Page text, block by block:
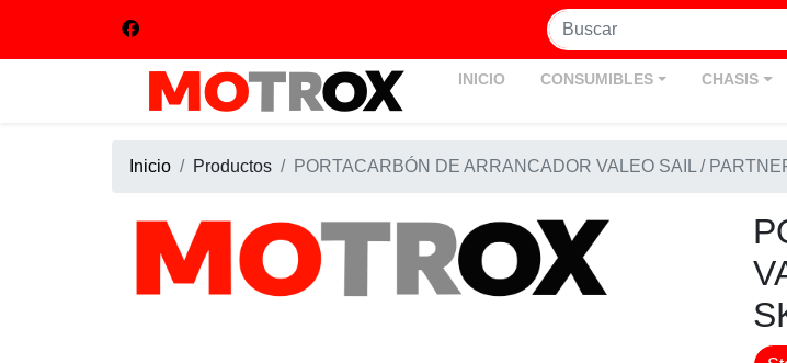
INICIO CONSUMIBLES CHASIS
Inicio Productos PORTACARBÓN DE ARRANCADOR VALEO SAIL /